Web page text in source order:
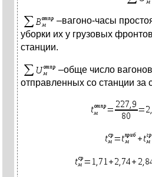
–вагоно-часы
уборки их у грузовых
станции.
–обще число
отправленных со станции за